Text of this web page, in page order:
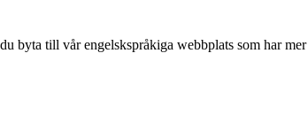
byta till vår engelskspråkiga webbplats som har